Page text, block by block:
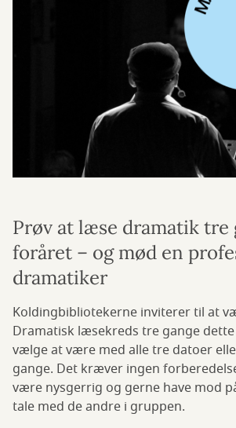
Prøv at læse dramatik tre
foråret – og mød en
dramatiker
Koldingbibliotekerne inviterer til at
Dramatisk læsekreds tre gange
vælge at være med alle tre datoer
gange. Det kræver ingen
være nysgerrig og gerne have mod
tale med de andre i gruppen.